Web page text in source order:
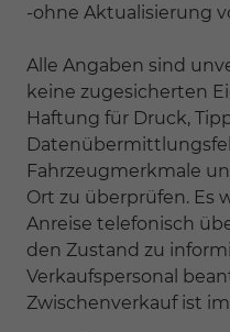
-ohne Aktualisierung
Alle Angaben sind
keine zugesicherten
Haftung für Druck,
Fahrzeugmerkmale
Ort zu überprüfen. Es
Anreise telefonisch
den Zustand zu
Verkaufspersonal
Zwischenverkauf ist